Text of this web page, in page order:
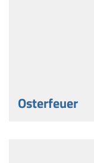
Osterfeuer